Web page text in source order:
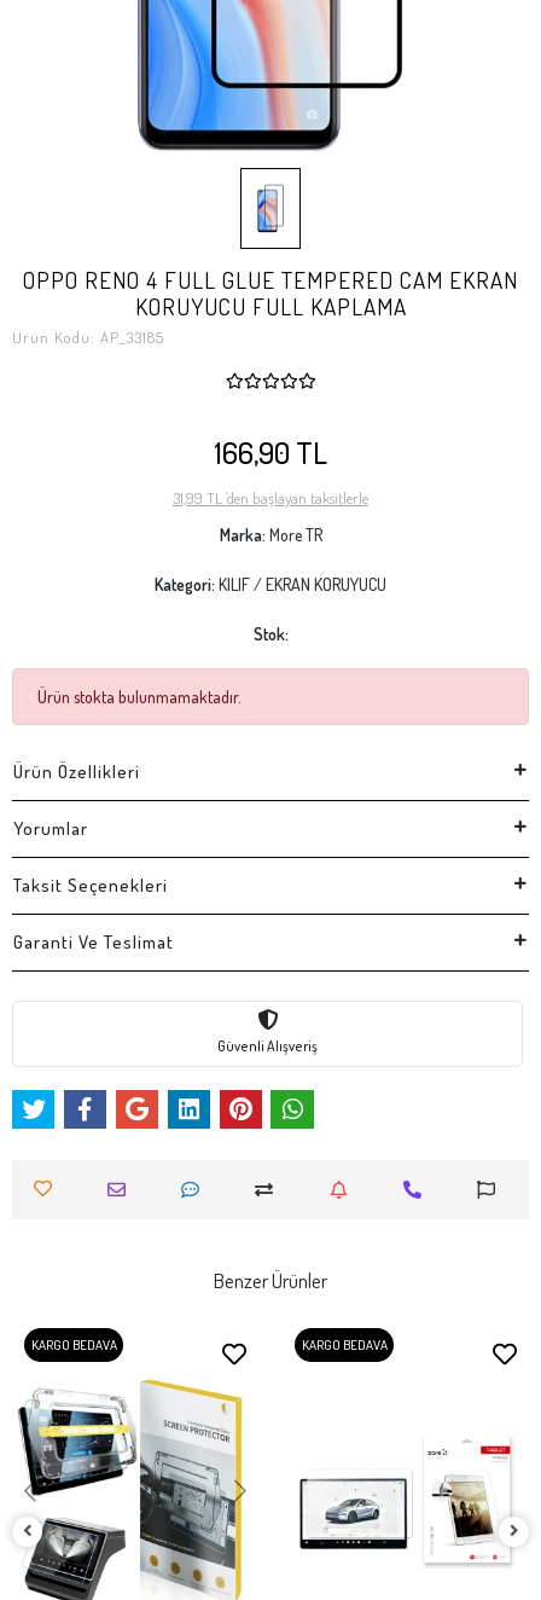
OPPO RENO 4 FULL GLUE TEMPERED CAM EKRAN
KORUYUCU FULL KAPLAMA
Ürün Kodu: AP_33185
166,90 TL
31,99 TL 'den başlayan taksitlerle
Marka: More TR
Kategori: KILIF / EKRAN KORUYUCU
Stok:
Ürün stokta bulunmamaktadır.
Ürün Özellikleri
Yorumlar
Taksit Seçenekleri
Garanti Ve Teslimat
Güvenli Alışveriş
Benzer Ürünler
KARGO BEDAVA KARGO BEDAVA